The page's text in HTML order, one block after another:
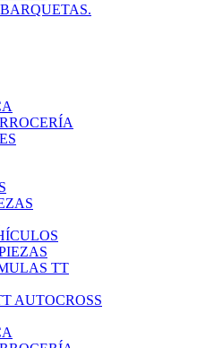
TT
AUTOCROSS